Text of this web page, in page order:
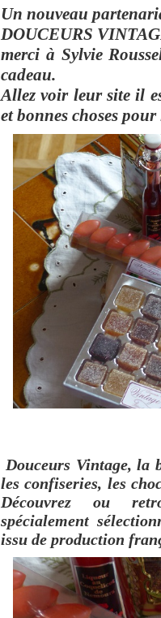
Un nouveau
DOUCEURS
merci à Sylvie
cadeau.
Allez voir leur site il
et bonnes choses
Douceurs Vintage, la
les confiseries, les
Découvrez ou
spécialement
issu de production